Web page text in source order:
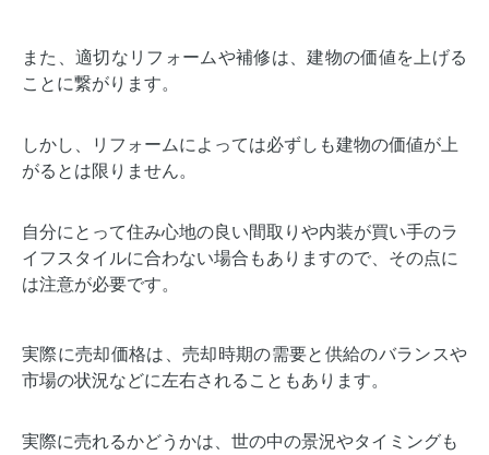
また、適切なリフォームや補修は、建物の価値を上げる
ことに繋がります。
しかし、リフォームによっては必ずしも建物の価値が上
がるとは限りません。
自分にとって住み心地の良い間取りや内装が買い手のラ
イフスタイルに合わない場合もありますので、その点に
は注意が必要です。
実際に売却価格は、売却時期の需要と供給のバランスや
市場の状況などに左右されることもあります。
実際に売れるかどうかは、世の中の景況やタイミングも